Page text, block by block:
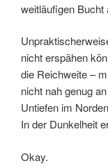
weitläufigen
nicht erspähen
die Reichweite –
nicht nah genug
Untiefen im
In der Dunkelheit
Okay.